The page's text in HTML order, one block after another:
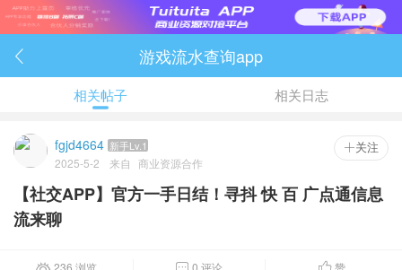
 游戏流水查询app
相关帖子 相关日志
fgjd4664 新手Lv.1
2025-5-2 来自 商业资源合作
 关注
【社交APP】官方一手日结！寻抖 快 百 广点通信息
流来聊
236 浏览 0 评论 赞